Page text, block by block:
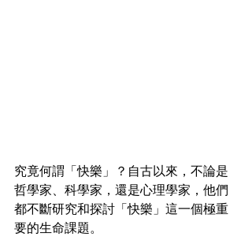
究竟何謂「快樂」？自古以來，不論是
哲學家、科學家，還是心理學家，他們
都不斷研究和探討「快樂」這一個極重
要的生命課題。